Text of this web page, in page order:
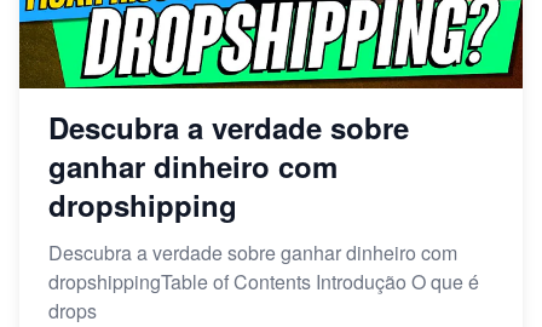
Descubra a verdade sobre
ganhar dinheiro com
dropshipping
Descubra a verdade sobre ganhar dinheiro com
dropshippingTable of Contents Introdução O que é
drops